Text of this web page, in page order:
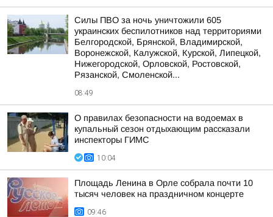
Силы ПВО за ночь уничтожили 605
украинских беспилотников над территориями
Белгородской, Брянской, Владимирской,
Воронежской, Калужской, Курской, Липецкой,
Нижегородской, Орловской, Ростовской,
Рязанской, Смоленской...
08:49
О правилах безопасности на водоемах в
купальный сезон отдыхающим рассказали
инспекторы ГИМС
10:04
Площадь Ленина в Орле собрала почти 10
тысяч человек на праздничном концерте
09:46